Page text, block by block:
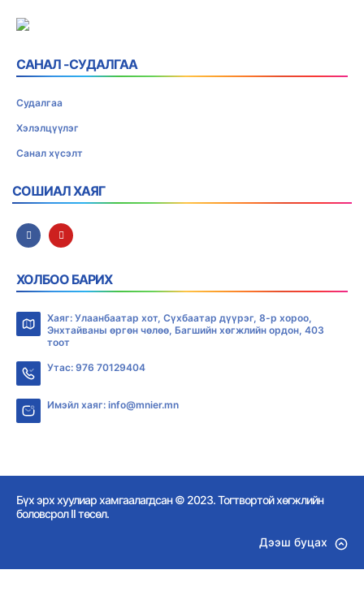
САНАЛ -СУДАЛГАА
Судалгаа
Хэлэлцүүлэг
Санал хүсэлт
СОШИАЛ ХАЯГ
ХОЛБОО БАРИХ
Хаяг: Улаанбаатар хот, Сүхбаатар дүүрэг, 8-р хороо,
Энхтайваны өргөн чөлөө, Багшийн хөгжлийн ордон, 403
тоот
Утас: 976 70129404
Имэйл хаяг: info@mnier.mn
Бүх эрх хуулиар хамгаалагдсан © 2023. Тогтвортой хөгжлийн
боловсрол II төсөл.
Дээш буцах